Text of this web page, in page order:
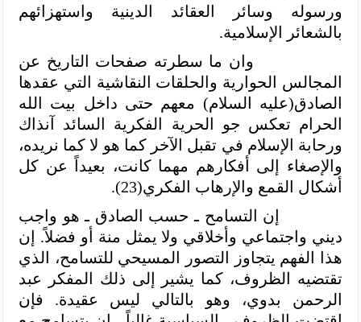
ورسوله وسائر العقائد الدينية واستهزائهم
بالشعائر الإسلامية.
وان ما سطرته صفحات التاريخ عن
المجالس الحوارية والحلقات النقاشية التي عقدها
الصادق(عليه السلام) معهم حتى داخل بيت الله
الحرام تعكس جو الحرية الفكرية السائد آنذاك
ورحابة الإسلام في تقبل الآخر كما هو لا كما نريده،
والإصغاء إلى أفكارهم مهما كانت، بعيداً عن كل
أشكال القمع والإرهاب الفكري(23).
إن التسامح ـ حسب الصادق ـ هو واجب
ديني واجتماعي وأخلاقي ولا يمثل منة أو فضلاً. إن
هذا الفهم يتجاوز التصور المسيحي للتسامح، الذي
تقتضيه الظروف، كما يشير إلى ذلك المفكر عبد
الرحمن بدوي، وهو بالتالي ليس عقيدة. فإن